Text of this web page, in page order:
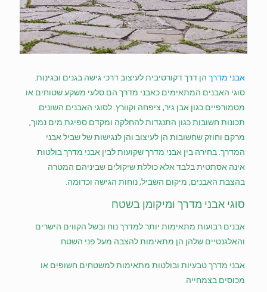
format_underlined הוסף קו תחתון לקישורים
font_download סמן קישורים
לאפס
כל
האפשרויות
cached
הצהרת נגישות
אבני מדרךהן דרך דקורטיבית לעיצוב דרכי גישה בגנים ובגינות.
סוגי האבנים המתאימים כאבני מדרך הם סלעי משקע שטוחים או
מטמורפיים כגון אבן גיר, ציפחה וקוורץ. לסוגי האבנים השונים
תכונות חשובות כגון התנגדות להחלקה ומקדם ספיגת מים נמוך,
מרקם וחוזק שחשובות הן לעיצוב והן לנגישות של שביל אבני
המדרך. בחירה בין אבני מדרך שקועות לבין אבני מדרך בולטות
אינה אסתטית בלבד אלא כוללת שיקולים שביניהם המטרה
בהצבת האבנים, מיקום השביל, נוחות הגישה וכדומה.
סוגי אבני מדרך ומיקומן בשטח
אבנים רבועות מתאימות יותר למדרך נוח ובשל הקווים הישרים
והאלגנטיים שלהן הן מתאימות להצבה מעל פני השטח.
אבני מדרך טבעיות ובולטות מתאימות למשטחים חשופים או
מכוסים בצמחייה.